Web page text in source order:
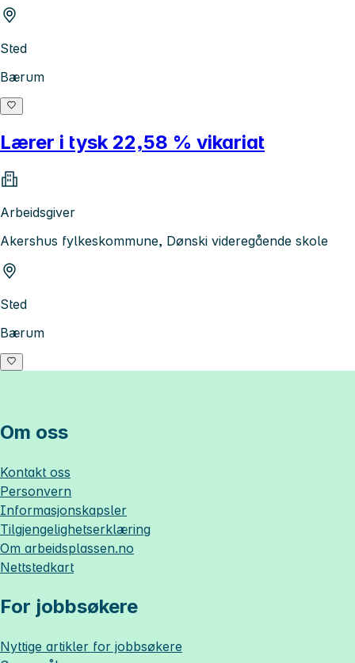
Sted
Bærum
Lærer i tysk 22,58 % vikariat
Arbeidsgiver
Akershus fylkeskommune, Dønski videregående skole
Sted
Bærum
Om oss
Kontakt oss
Personvern
Informasjonskapsler
Tilgjengelighetserklæring
Om arbeidsplassen.no
Nettstedkart
For jobbsøkere
Nyttige artikler for jobbsøkere